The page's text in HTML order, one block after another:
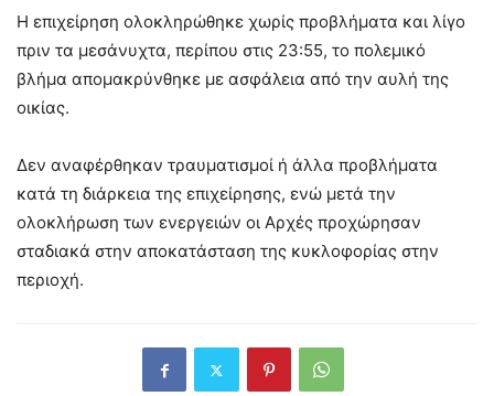
Η επιχείρηση ολοκληρώθηκε χωρίς προβλήματα και λίγο
πριν τα μεσάνυχτα, περίπου στις 23:55, το πολεμικό
βλήμα απομακρύνθηκε με ασφάλεια από την αυλή της
οικίας.
Δεν αναφέρθηκαν τραυματισμοί ή άλλα προβλήματα
κατά τη διάρκεια της επιχείρησης, ενώ μετά την
ολοκλήρωση των ενεργειών οι Αρχές προχώρησαν
σταδιακά στην αποκατάσταση της κυκλοφορίας στην
περιοχή.